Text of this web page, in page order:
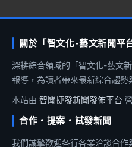
關於「智文化-藝文新聞平台
深耕綜合領域的「智文化-藝文
報導，為讀者帶來最新綜合趨勢
本站由 智聞捷發新聞發佈平台
合作・提案・試發新聞
我們誠摯歡迎各行各業洽談合